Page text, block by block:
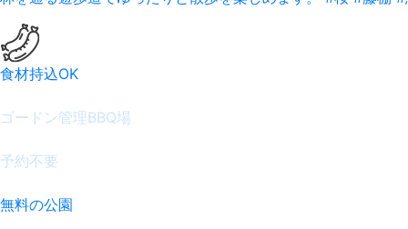
食材持込OK
ゴードン管理BBQ場
予約不要
無料の公園